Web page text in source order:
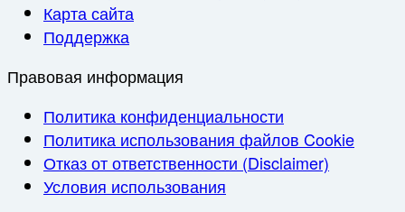
Карта сайта
Поддержка
Правовая информация
Политика конфиденциальности
Политика использования файлов Cookie
Отказ от ответственности (Disclaimer)
Условия использования